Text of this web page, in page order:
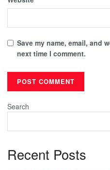
Save my name, email, and
next time I comment.
Search
Recent Posts